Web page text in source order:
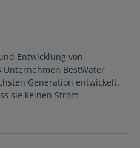
Entwicklung von
BestWater
Generation entwickelt.
sie keinen Strom